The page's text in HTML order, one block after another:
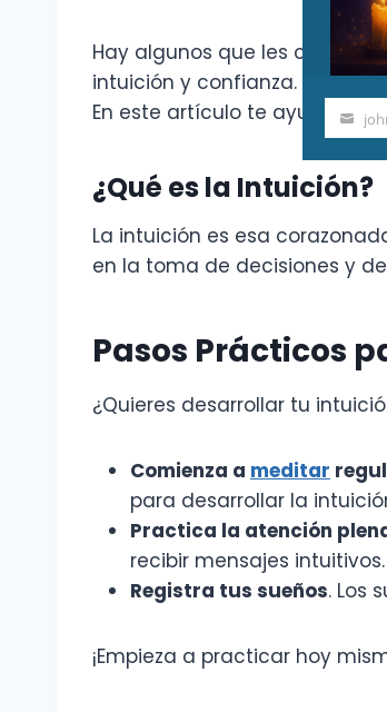
Hay algunos que les cuesta
intuición y confianza. Pero
En este artículo te
¿Qué es la Intuición?
La intuición es esa
en la toma de decisiones y
Pasos Prácticos
¿Quieres desarrollar tu
Comienza a meditar
para desarrollar la
Practica la atención
recibir mensajes intuitivos.
Registra tus sueños. Los
¡Empieza a practicar hoy
Your
email